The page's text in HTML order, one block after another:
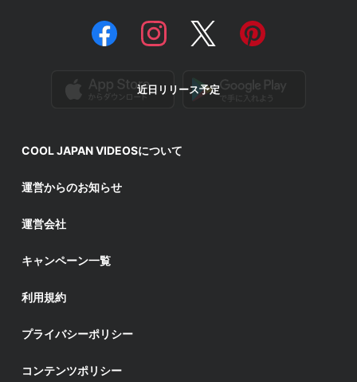
近日リリース予定
COOL JAPAN VIDEOSについて
運営からのお知らせ
運営会社
キャンペーン一覧
利用規約
プライバシーポリシー
コンテンツポリシー